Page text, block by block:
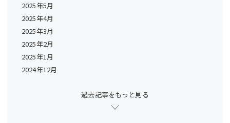
2025年5月
2025年4月
2025年3月
2025年2月
2025年1月
2024年12月
過去記事をもっと見る